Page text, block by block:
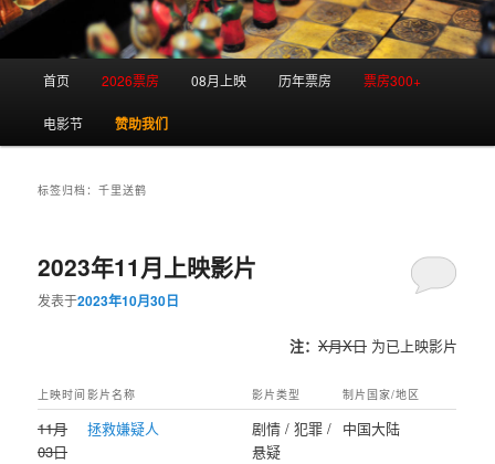
首页 2026票房 08月上映 历年票房 票房300+
电影节 赞助我们
标签归档：千里送鹤
2023年11月上映影片
发表于2023年10月30日
注： X月X日为已上映影片
上映时间 影片名称 影片类型 制片国家/地区
11月
03日
拯救嫌疑人
剧情 / 犯罪 /
悬疑
中国大陆